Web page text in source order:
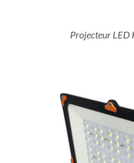
Projecteur